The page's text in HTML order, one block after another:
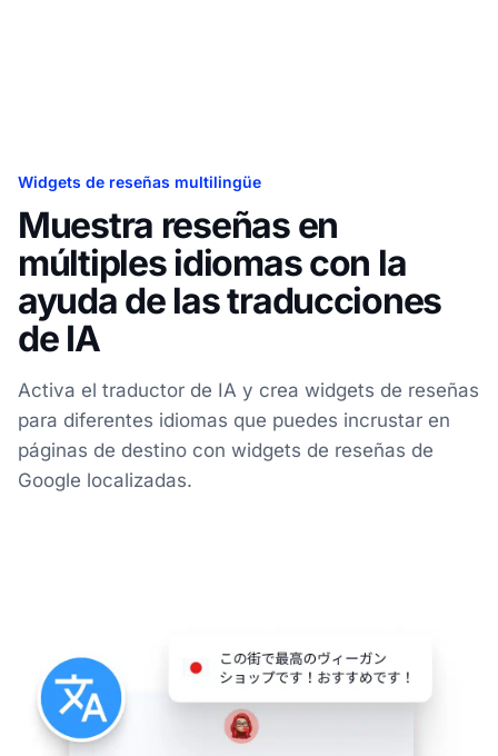
Widgets de reseñas multilingüe
Muestra reseñas en
múltiples idiomas con la
ayuda de las traducciones
de IA
Activa el traductor de IA y crea widgets de reseñas
para diferentes idiomas que puedes incrustar en
páginas de destino con widgets de reseñas de
Google localizadas.